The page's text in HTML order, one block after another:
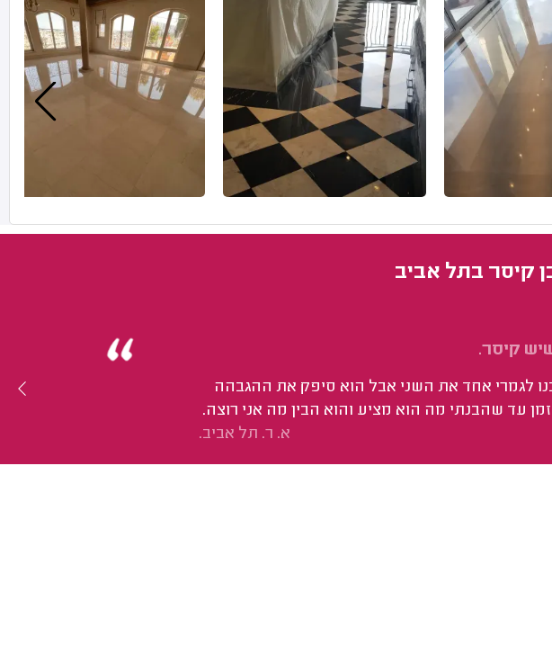
קיסר בתל אביב
קיסר.
לגמרי אחד את השני אבל הוא סיפק את ההגבהה
עד שהבנתי מה הוא מציע והוא הבין מה אני רוצה.
א. ר. תל אביב.